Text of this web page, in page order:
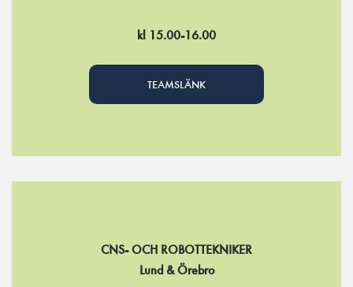
kl 15.00-16.00
TEAMSLÄNK
CNS- OCH ROBOTTEKNIKER
Lund & Örebro